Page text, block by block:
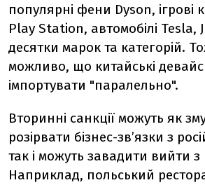
популярні фени Dyson, ігрові
Play Station, автомобілі Tesla,
десятки марок та категорій.
можливо, що китайські
імпортувати "паралельно".
Вторинні санкції можуть як
розірвати бізнес-зв’язки з
так і можуть завадити вийти з
Наприклад, польський